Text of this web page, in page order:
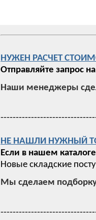
НУЖЕН РАСЧЕТ
Отправляйте запрос
Наши менеджеры
НЕ НАШЛИ НУЖНЫЙ
Если в нашем
Новые складские
Мы сделаем подборку